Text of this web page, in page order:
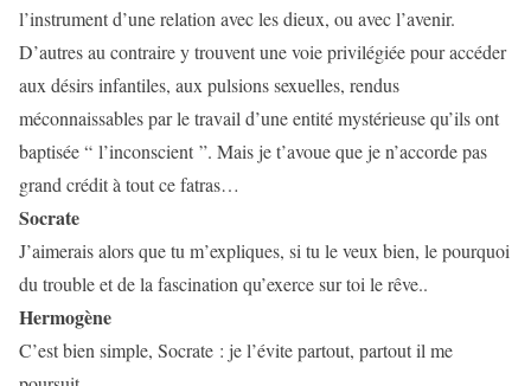
l’instrument d’une relation avec les dieux, ou avec l’avenir.
D’autres au contraire y trouvent une voie privilégiée pour accéder
aux désirs infantiles, aux pulsions sexuelles, rendus
méconnaissables par le travail d’une entité mystérieuse qu’ils ont
baptisée “ l’inconscient ”. Mais je t’avoue que je n’accorde pas
grand crédit à tout ce fatras…
Socrate
J’aimerais alors que tu m’expliques, si tu le veux bien, le pourquoi
du trouble et de la fascination qu’exerce sur toi le rêve..
Hermogène
C’est bien simple, Socrate : je l’évite partout, partout il me